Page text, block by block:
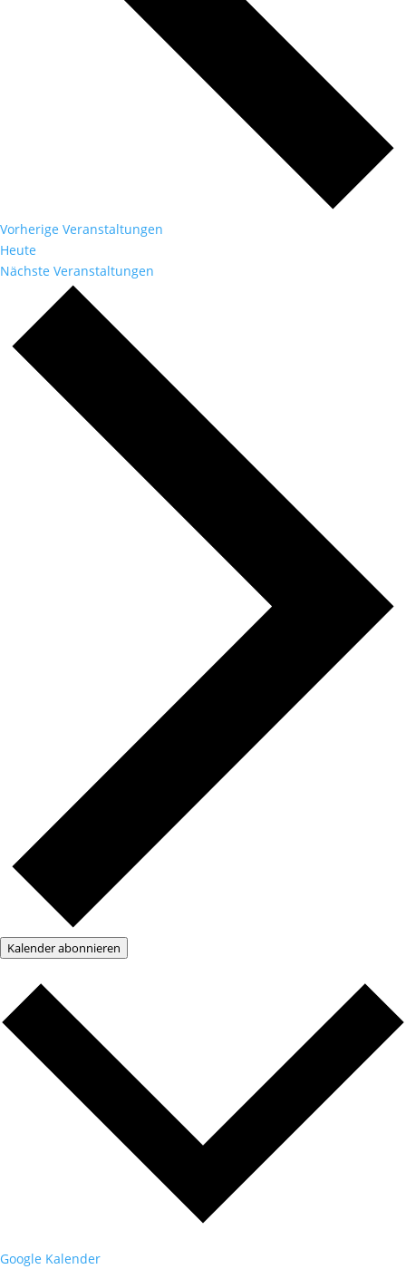
Vorherige Veranstaltungen
Heute
Nächste Veranstaltungen
Kalender abonnieren
Google Kalender